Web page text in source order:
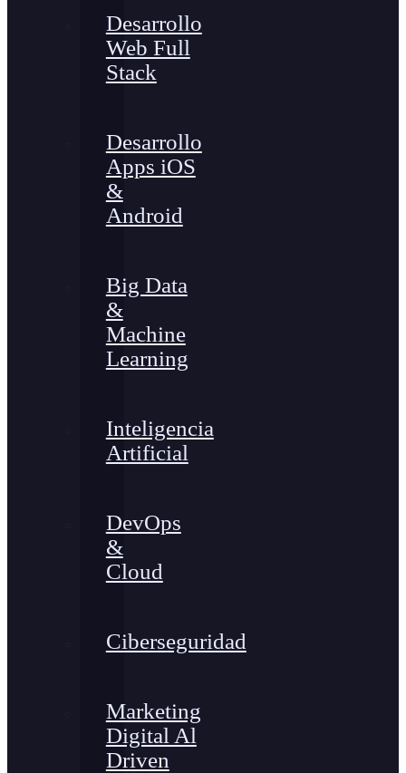
Desarrollo
Web Full
Stack
Desarrollo
Apps iOS
&
Android
Big Data
&
Machine
Learning
Inteligencia
Artificial
DevOps
&
Cloud
Ciberseguridad
Marketing
Digital Al
Driven